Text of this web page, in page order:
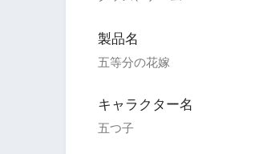
製品名
五等分の花嫁
キャラクター名
五つ子